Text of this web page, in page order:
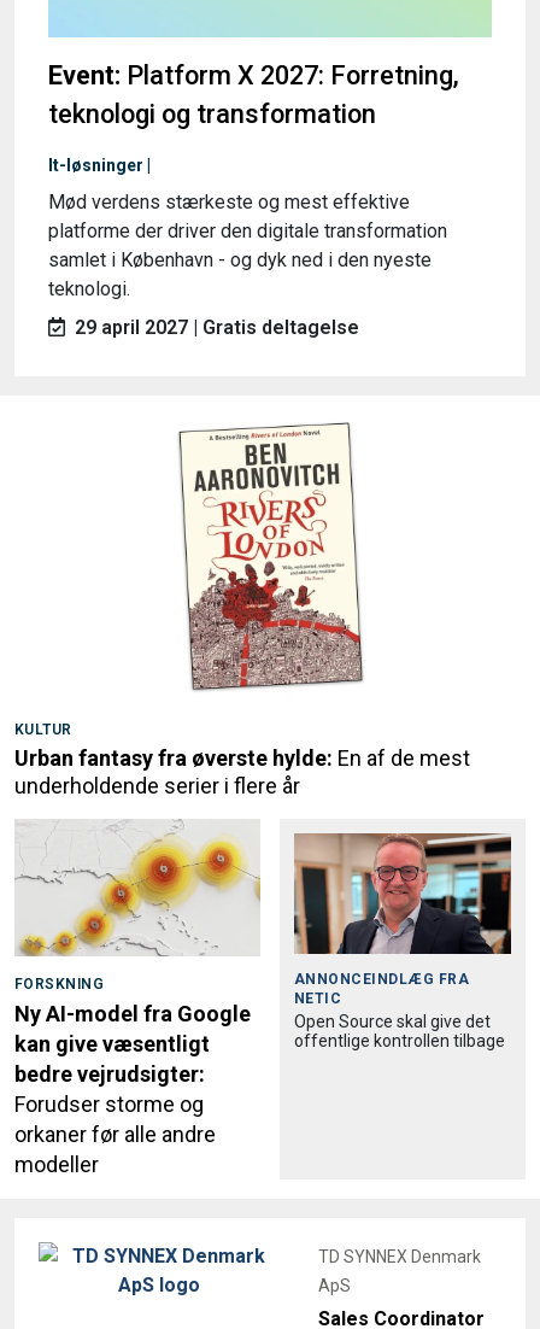
Event: Platform X 2027: Forretning,
teknologi og transformation
It-løsninger |
Mød verdens stærkeste og mest effektive
platforme der driver den digitale transformation
samlet i København - og dyk ned i den nyeste
teknologi.
29 april 2027 | Gratis deltagelse
KULTUR
Urban fantasy fra øverste hylde: En af de mest
underholdende serier i flere år
FORSKNING
Ny AI-model fra Google
kan give væsentligt
bedre vejrudsigter:
Forudser storme og
orkaner før alle andre
modeller
ANNONCEINDLÆG FRA
NETIC
Open Source skal give det
offentlige kontrollen tilbage
TD SYNNEX Denmark
ApS
Sales Coordinator